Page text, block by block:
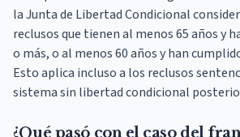
la Junta de Libertad Condicional
reclusos que tienen al menos 65 años y
o más, o al menos 60 años y han
Esto aplica incluso a los reclusos
sistema sin libertad condicional
¿Qué pasó con el caso del